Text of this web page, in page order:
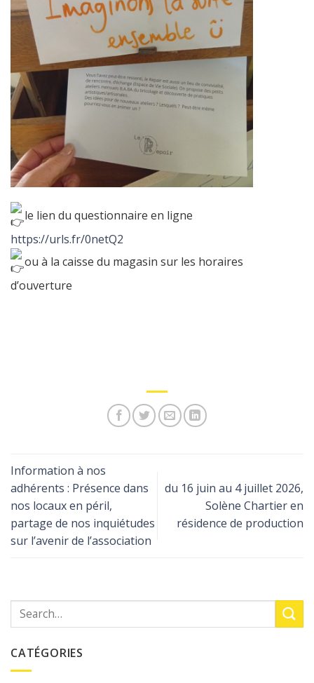
le lien du questionnaire en ligne
https://urls.fr/0netQ2
ou à la caisse du magasin sur les horaires
d’ouverture
Information à nos
adhérents : Présence dans
nos locaux en péril,
partage de nos inquiétudes
sur l’avenir de l’association
du 16 juin au 4 juillet 2026,
Solène Chartier en
résidence de production
CATÉGORIES